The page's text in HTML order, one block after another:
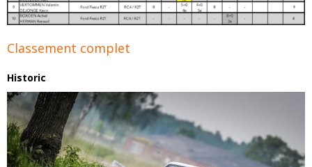
Classement complet
Historic